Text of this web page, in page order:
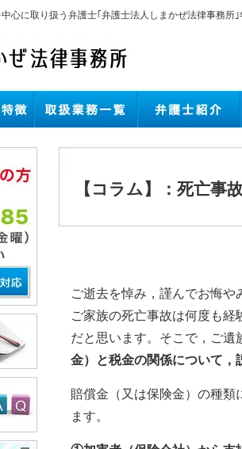
心に取り扱う弁護士｢弁護士法人しまかぜ法律事務所
【コラム】：死亡事
ご逝去を悼み，謹んでお悔や
ご家族の死亡事故は何度も
だと思います。そこで，ご
金）と税金の関係について，
賠償金（又は保険金）の種
ます。